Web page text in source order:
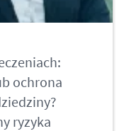
ochrona
ryzyka